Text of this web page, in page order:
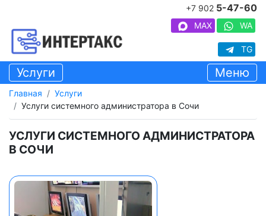
+7 902 5-47-60
MAX WA
TG
Услуги Меню
Главная
Услуги
Услуги системного администратора в Сочи
УСЛУГИ СИСТЕМНОГО АДМИНИСТРАТОРА
В СОЧИ